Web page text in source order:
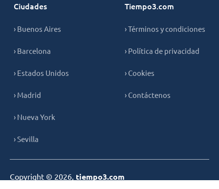
Ciudades
› Buenos Aires
› Barcelona
› Estados Unidos
› Madrid
› Nueva York
› Sevilla
Tiempo3.com
› Términos y condiciones
› Política de privacidad
› Cookies
› Contáctenos
Copyright © 2026, tiempo3.com